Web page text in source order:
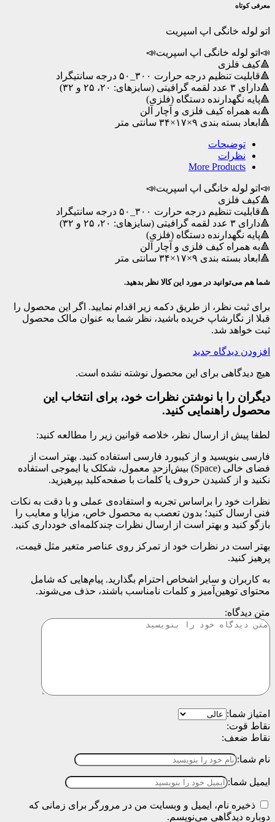
اسپریت
عدد
معرفی کوتاه
اتو لوله خانگی اپ اسپریت
📣اتو لوله خانگی اپ اسپریت📣
🔺کیف فلزی
🔺قابلیت تنظیم درجه حرارت ۳۰۰_۵۰ درجه سانتیگراد
🔺دارای ۳ عدد لقمه گرافیتی (سایزهای: ۲۰، ۲۵ و ۳۲)
🔺پایه نگهدارنده دستگاه (فلزی)
🔺به همراه کیف فلزی و آچار آلن
🔺ابعاد بسته بندی ۹×۱۷×۳۴ سانتی متر
توضیحات
نظرات
More Products
📣اتو لوله خانگی اپ اسپریت📣
🔺کیف فلزی
🔺قابلیت تنظیم درجه حرارت ۳۰۰_۵۰ درجه سانتیگراد
🔺دارای ۳ عدد لقمه گرافیتی (سایزهای: ۲۰، ۲۵ و ۳۲)
🔺پایه نگهدارنده دستگاه (فلزی)
🔺به همراه کیف فلزی و آچار آلن
🔺ابعاد بسته بندی ۹×۱۷×۳۴ سانتی متر
شما هم می‌توانید در مورد این کالا نظر بدهید.
برای ثبت نظر، از طریق دکمه زیر اقدام نمایید. اگر این محصول را
قبلا از نگارشاپ خریده باشید، نظر شما به عنوان مالک محصول
ثبت خواهد شد.
افزودن دیدگاه جدید
هیچ دیدگاهی برای این محصول نوشته نشده است.
دیگران را با نوشتن نظرات خود، برای انتخاب این
محصول راهنمایی کنید.
لطفا پیش از ارسال نظر، خلاصه قوانین زیر را مطالعه کنید:
فارسی بنویسید و از کیبورد فارسی استفاده کنید. بهتر است از
فضای خالی (Space) بیش‌از‌حدِ معمول، شکلک یا ایموجی استفاده
نکنید و از کشیدن حروف یا کلمات با صفحه‌کلید بپرهیزید.
نظرات خود را براساس تجربه و استفاده‌ی عملی و با دقت به نکات
فنی ارسال کنید؛ بدون تعصب به محصول خاص، مزایا و معایب را
بازگو کنید و بهتر است از ارسال نظرات چندکلمه‌‌ای خودداری کنید.
بهتر است در نظرات خود از تمرکز روی عناصر متغیر مثل قیمت،
پرهیز کنید.
به کاربران و سایر اشخاص احترام بگذارید. پیام‌هایی که شامل
محتوای توهین‌آمیز و کلمات نامناسب باشند، حذف می‌شوند.
متن دیدگاه:
امتیاز شما:
نقاط قوت:
نقاط ضعف:
نام شما:
ایمیل شما:
ذخیره نام، ایمیل و وبسایت من در مرورگر برای زمانی که
دوباره دیدگاهی می‌نویسم.